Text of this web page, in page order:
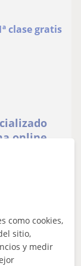
clase gratis
online o
clases
como cookies,
sitio,
y medir